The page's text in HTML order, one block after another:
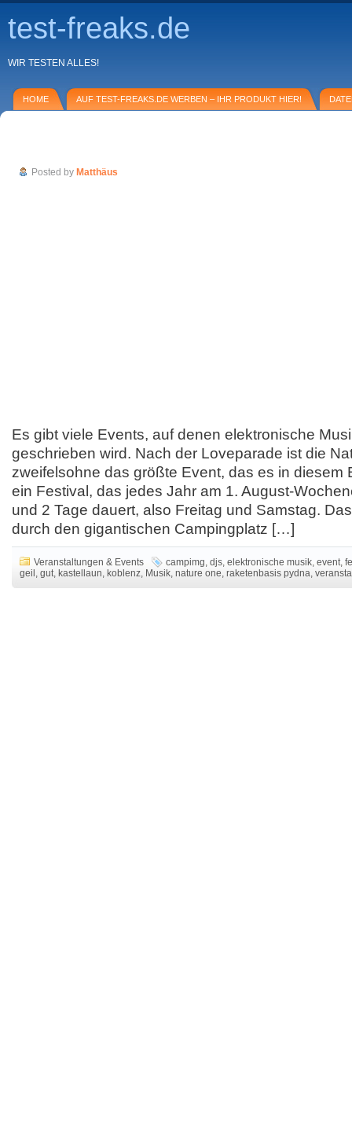
test-freaks.de
WIR TESTEN ALLES!
HOME AUF TEST-FREAKS.DE WERBEN – IHR PRODUKT HIER!
Posted by Matthäus
Es gibt viele Events, auf denen elektronische
geschrieben wird. Nach der Loveparade ist die
zweifelsohne das größte Event, das es in diesem
ein Festival, das jedes Jahr am 1. August-
und 2 Tage dauert, also Freitag und Samstag.
durch den gigantischen Campingplatz […]
Veranstaltungen & Events campimg, djs, elektronische musik, event,
geil , gut, kastellaun, koblenz, Musik, nature one, raketenbasis pydna,